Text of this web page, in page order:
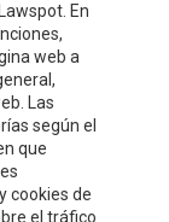
En
web a
Las
según el
que
cookies de
el tráfico